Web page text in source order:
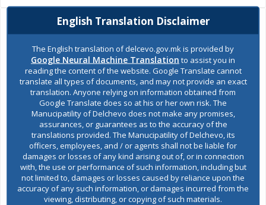
Ask the mayor
Report a problem
Budget and finances
Building Permit
E-Urbanism
English Translation Disclaimer
The English translation of delcevo.gov.mk is provided by
Google Neural Machine Translation to assist you in
reading the content of the website. Google Translate cannot
translate all types of documents, and may not provide an exact
translation. Anyone relying on information obtained from
Google Translate does so at his or her own risk. The
Manucipatility of Delchevo does not make any promises,
assurances, or guarantees as to the accuracy of the
translations provided. The Manucipatility of Delchevo, its
officers, employees, and / or agents shall not be liable for
damages or losses of any kind arising out of, or in connection
with, the use or performance of such information, including but
not limited to, damages or losses caused by reliance upon the
accuracy of any such information, or damages incurred from the
viewing, distributing, or copying of such materials.